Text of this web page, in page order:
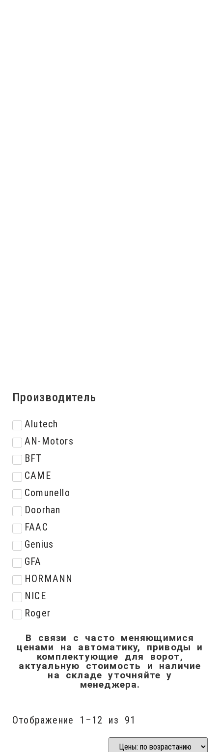
Производитель
Alutech
AN-Motors
BFT
CAME
Comunello
Doorhan
FAAC
Genius
GFA
HORMANN
NICE
Roger
В связи с часто меняющимися
ценами на автоматику, приводы и
комплектующие для ворот,
актуальную стоимость и наличие
на складе уточняйте у
менеджера.
Отображение 1–12 из 91